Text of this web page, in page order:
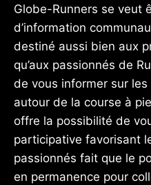
Globe-Runners se veut
d’information
destiné aussi bien aux
qu’aux passionnés de
de vous informer sur
autour de la course à
offre la possibilité de
participative favorisant
passionnés fait que le
en permanence pour